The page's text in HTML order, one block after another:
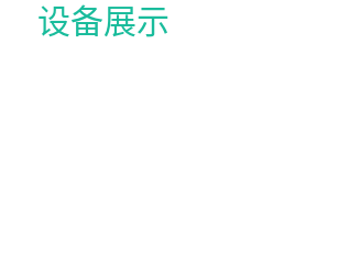
设备展示